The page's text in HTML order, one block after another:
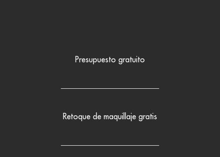
Presupuesto gratuito
Retoque de maquillaje gratis